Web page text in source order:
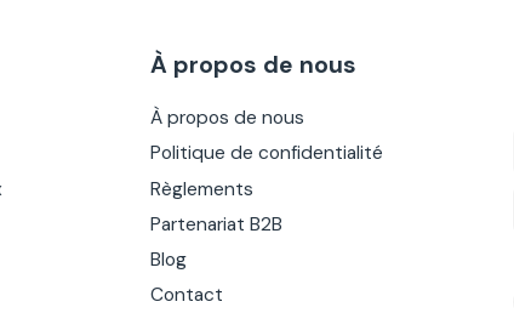
À propos de nous
À propos de nous
Politique de confidentialité
Règlements
Partenariat B2B
Blog
Contact